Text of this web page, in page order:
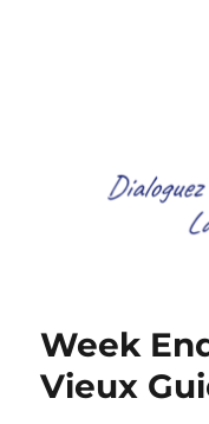
Dialoguez
Week
Vieux